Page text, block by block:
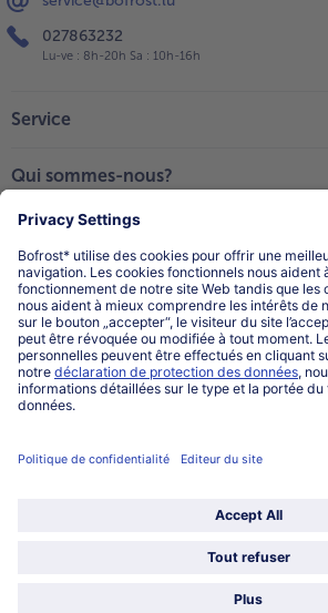
027863232
Lu-ve : 8h-20h Sa : 10h-16h
Service
Qui sommes-nous?
Catégories
Sélectionner le pays / la langue